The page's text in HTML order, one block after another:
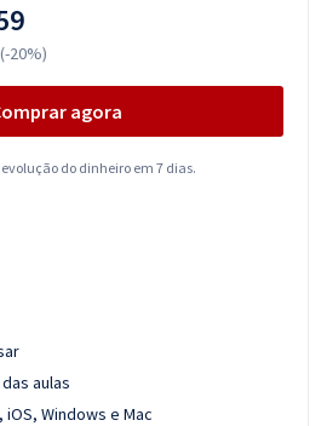
20%)
agora
do dinheiro em 7 dias.
aulas
Windows e Mac